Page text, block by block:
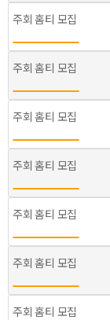
주회 홈티 모집
주회 홈티 모집
주회 홈티 모집
주회 홈티 모집
주회 홈티 모집
주회 홈티 모집
주회 홈티 모집